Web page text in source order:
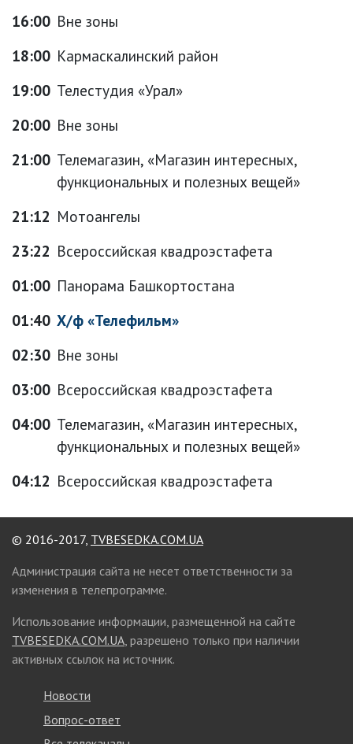
16:00 Вне зоны
18:00 Кармаскалинский район
19:00 Телестудия «Урал»
20:00 Вне зоны
21:00 Телемагазин, «Магазин интересных,
функциональных и полезных вещей»
21:12 Мотоангелы
23:22 Всероссийская квадроэстафета
01:00 Панорама Башкортостана
01:40 Х/ф «Телефильм»
02:30 Вне зоны
03:00 Всероссийская квадроэстафета
04:00 Телемагазин, «Магазин интересных,
функциональных и полезных вещей»
04:12 Всероссийская квадроэстафета
© 2016-2017, TVBESEDKA.COM.UA
Администрация сайта не несет ответственности за
изменения в телепрограмме.
Использование информации, размещенной на сайте
TVBESEDKA.COM.UA, разрешено только при наличии
активных ссылок на источник.
Новости
Вопрос-ответ